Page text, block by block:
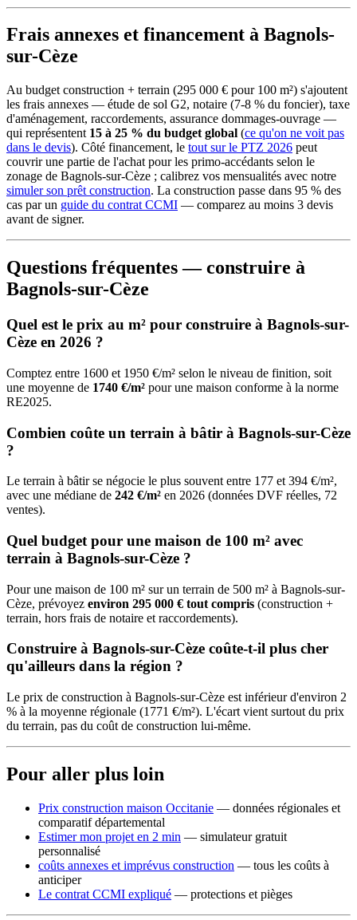
Frais annexes et financement à Bagnols-
sur-Cèze
Au budget construction + terrain (295 000 € pour 100 m²) s'ajoutent
les frais annexes — étude de sol G2, notaire (7-8 % du foncier), taxe
d'aménagement, raccordements, assurance dommages-ouvrage —
qui représentent 15 à 25 % du budget global (ce qu'on ne voit pas
dans le devis). Côté financement, le tout sur le PTZ 2026 peut
couvrir une partie de l'achat pour les primo-accédants selon le
zonage de Bagnols-sur-Cèze ; calibrez vos mensualités avec notre
simuler son prêt construction. La construction passe dans 95 % des
cas par un guide du contrat CCMI — comparez au moins 3 devis
avant de signer.
Questions fréquentes — construire à
Bagnols-sur-Cèze
Quel est le prix au m² pour construire à Bagnols-sur-
Cèze en 2026 ?
Comptez entre 1600 et 1950 €/m² selon le niveau de finition, soit
une moyenne de 1740 €/m² pour une maison conforme à la norme
RE2025.
Combien coûte un terrain à bâtir à Bagnols-sur-Cèze
?
Le terrain à bâtir se négocie le plus souvent entre 177 et 394 €/m²,
avec une médiane de 242 €/m² en 2026 (données DVF réelles, 72
ventes).
Quel budget pour une maison de 100 m² avec
terrain à Bagnols-sur-Cèze ?
Pour une maison de 100 m² sur un terrain de 500 m² à Bagnols-sur-
Cèze, prévoyez environ 295 000 € tout compris (construction +
terrain, hors frais de notaire et raccordements).
Construire à Bagnols-sur-Cèze coûte-t-il plus cher
qu'ailleurs dans la région ?
Le prix de construction à Bagnols-sur-Cèze est inférieur d'environ 2
% à la moyenne régionale (1771 €/m²). L'écart vient surtout du prix
du terrain, pas du coût de construction lui-même.
Pour aller plus loin
Prix construction maison Occitanie — données régionales et
comparatif départemental
Estimer mon projet en 2 min — simulateur gratuit
personnalisé
coûts annexes et imprévus construction — tous les coûts à
anticiper
Le contrat CCMI expliqué — protections et pièges